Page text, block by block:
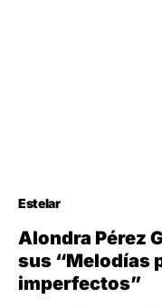
Estelar
Alondra Pérez
sus “Melodías
imperfectos”